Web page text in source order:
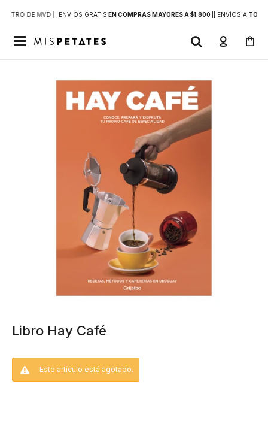
DE MVD | | ENVÍOS GRATIS EN COMPRAS MAYORES A $1.800 | ENVÍOS ATODO

Libro Hay Café
Este artículo está agotado.